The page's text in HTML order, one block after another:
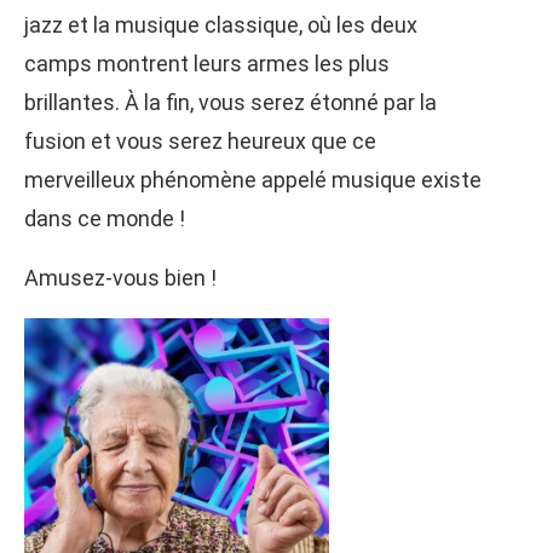
jazz et la musique classique, où les deux
camps montrent leurs armes les plus
brillantes. À la fin, vous serez étonné par la
fusion et vous serez heureux que ce
merveilleux phénomène appelé musique existe
dans ce monde !
Amusez-vous bien !